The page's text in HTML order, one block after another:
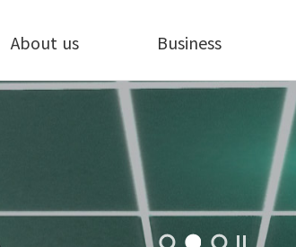
About us
조직도
Business
주파수분할다중화장치